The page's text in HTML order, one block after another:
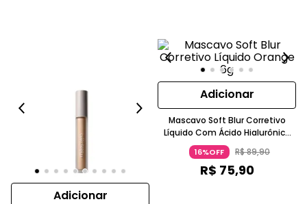
Adicionar
Adicionar
Mascavo Soft Blur Corretivo
Líquido Com Ácido Hialurônico
Orange MASCAVO
16%OFF R$89,90
R$ 75,90